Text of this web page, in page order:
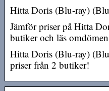
Hitta Doris (Blu-ray)
Jämför priser på Hitta
butiker och läs
Hitta Doris (Blu-ray)
priser från 2 butiker!